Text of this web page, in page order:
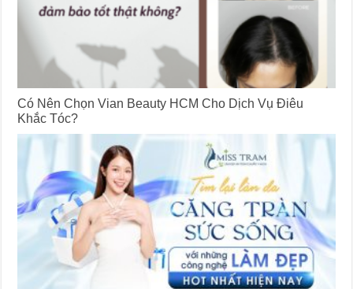
Có Nên Chọn Vian Beauty HCM Cho Dịch Vụ Điêu
Khắc Tóc?